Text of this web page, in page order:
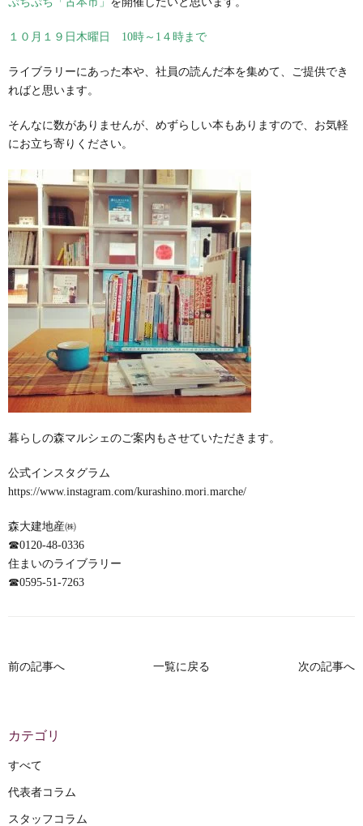
１０月１９日木曜日 10時～1４時まで
ライブラリーにあった本や、社員の読んだ本を集めて、ご提供でき
ればと思います。
そんなに数がありませんが、めずらしい本もありますので、お気軽
にお立ち寄りください。
暮らしの森マルシェのご案内もさせていただきます。
公式インスタグラム
https://www.instagram.com/kurashino.mori.marche/
森大建地産㈱
☎0120-48-0336
住まいのライブラリー
☎0595-51-7263
前の記事へ 一覧に戻る 次の記事へ
カテゴリ
すべて
代表者コラム
スタッフコラム